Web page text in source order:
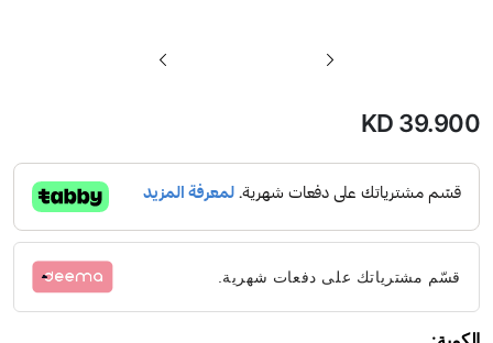
معرض
KD 39.900
قسّم مشترياتك على دفعات شهرية.